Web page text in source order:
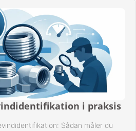
i praksis
Sådan måler du